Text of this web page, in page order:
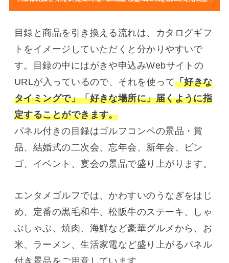
目録と商品を引き換える流れは、カタログギフ
トをイメージしていただくと分かりやすいで
す。目録の中にはがきや申込みWebサイトの
URLが入っているので、それを使って「好きな
タイミングで」「好きな場所に」届くように指
定することができます。
パネル付きの目録はゴルフコンペの景品・賞
品、結婚式の二次会、忘年会、新年会、ビン
ゴ、イベント、宴会の景品で盛り上がります。
エンタメゴルフでは、かわすいのうなぎをはじ
め、定番の黒毛和牛、松阪牛のステーキ、しゃ
ぶしゃぶ、焼肉、海鮮など豪華グルメから、お
米、ラーメン、生活家電など盛り上がるパネル
付き景品をご用意しています。